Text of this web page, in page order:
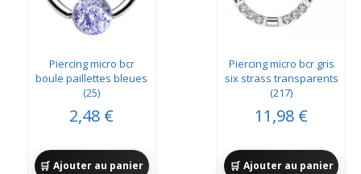
Piercing micro bcr
boule paillettes bleues
(25)
2,48 €
Ajouter au panier
Piercing micro bcr gris
six strass transparents
(217)
11,98 €
Ajouter au panier